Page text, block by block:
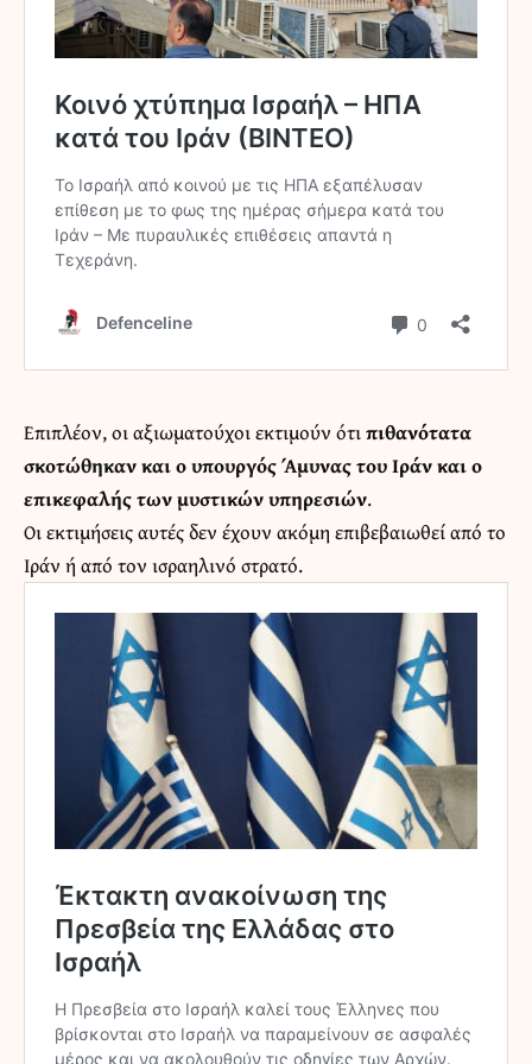
Επιπλέον, οι αξιωματούχοι εκτιμούν ότιπιθανότατα
σκοτώθηκαν και ο υπουργός Άμυνας του Ιράν και ο
επικεφαλής των μυστικών υπηρεσιών.
Οι εκτιμήσεις αυτές δεν έχουν ακόμη επιβεβαιωθεί από το
Ιράν ή από τον ισραηλινό στρατό.